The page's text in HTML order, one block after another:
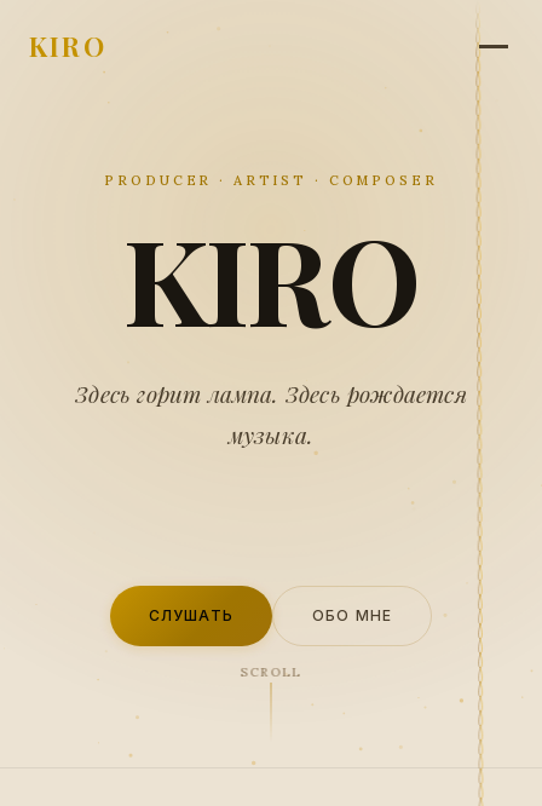
KIRO
PRODUCER · ARTIST · COMPOSER
KIRO
Здесь горит лампа. Здесь рождается
музыка.
СЛУШАТЬ ОБО МНЕ
SCROLL